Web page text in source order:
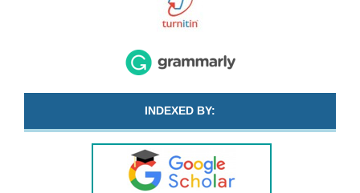
INDEXED BY: